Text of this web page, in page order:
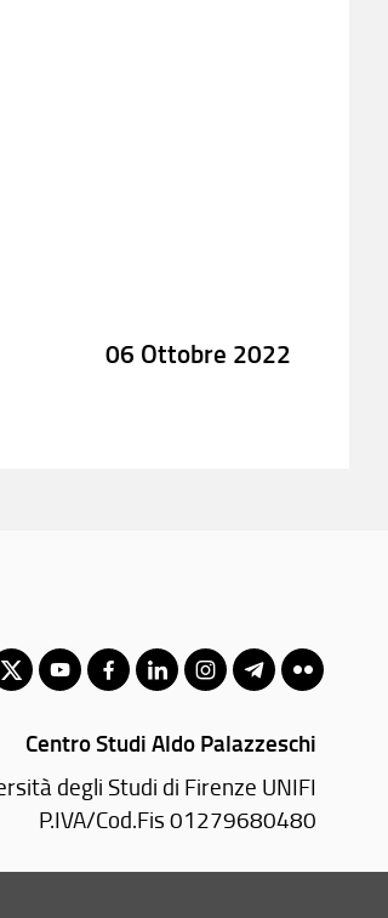
06 Ottobre 2022
Centro Studi Aldo Palazzeschi
degli Studi di Firenze UNIFI
P.IVA/Cod.Fis 01279680480